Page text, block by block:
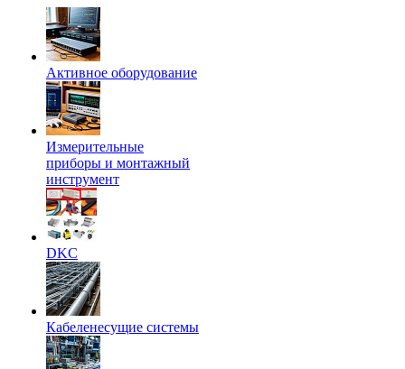
Активное оборудование
Измерительные
приборы и монтажный
инструмент
DKC
Кабеленесущие системы